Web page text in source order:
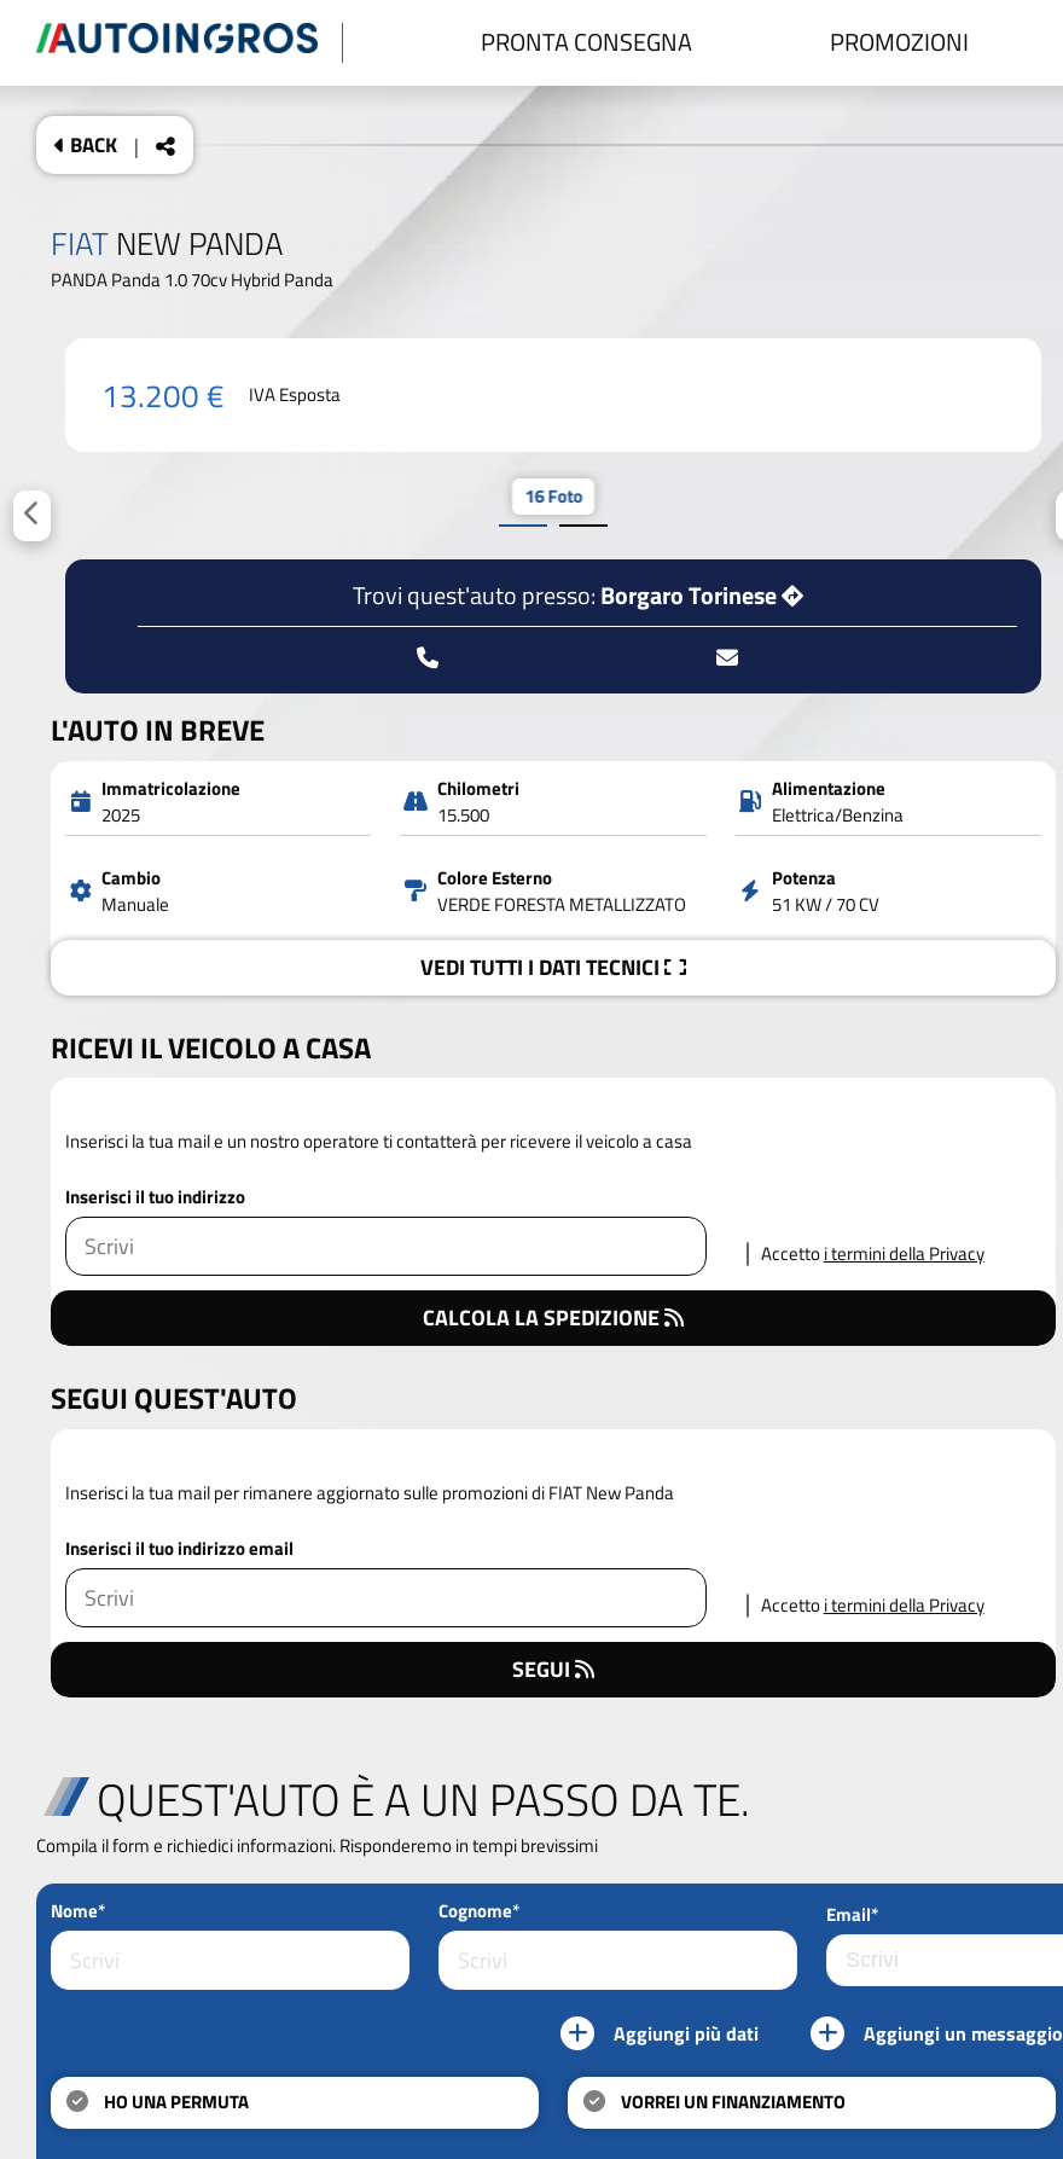
PRONTA CONSEGNA PROMOZIONI
BACK |
FIAT NEW PANDA
PANDA Panda 1.0 70cv Hybrid Panda
13.200 € IVA Esposta
16 Foto
Trovi quest'auto presso:Borgaro Torinese
L'AUTO IN BREVE
Immatricolazione
2025
Chilometri
15.500
Alimentazione
Elettrica/Benzina
Cambio
Manuale
Colore Esterno
VERDE FORESTA METALLIZZATO
Potenza
51 KW / 70 CV
VEDITUTTI I DATITECNICI
RICEVI IL VEICOLO A CASA
Inserisci la tua mail e un nostro operatore ti contatterà per ricevere il veicolo a casa
Inserisci il tuo indirizzo
Accettoi termini della Privacy
CALCOLA LA SPEDIZIONE
SEGUI QUEST'AUTO
Inserisci la tua mail per rimanere aggiornato sulle promozioni di FIAT New Panda
Inserisci il tuo indirizzo email
Accettoi termini della Privacy
SEGUI
QUEST'AUTO È A UN PASSO DA TE.
Compila il form e richiedici informazioni. Risponderemo in tempi brevissimi
Nome* Cognome* Email*
Aggiungi più dati Aggiungi un messaggio
HO UNA PERMUTA VORREI UN FINANZIAMENTO